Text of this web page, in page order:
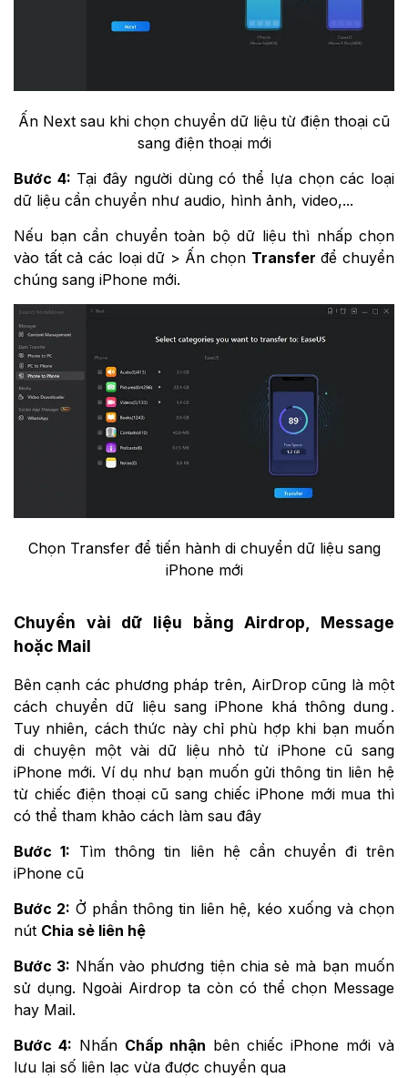
Ấn Next sau khi chọn chuyển dữ liệu từ điện thoại cũ
sang điện thoại mới
Bước 4: Tại đây người dùng có thể lựa chọn các loại
dữ liệu cần chuyển như audio, hình ảnh, video,...
Nếu bạn cần chuyển toàn bộ dữ liệu thì nhấp chọn
vào tất cả các loại dữ > Ấn chọn Transfer để chuyển
chúng sang iPhone mới.
Chọn Transfer để tiến hành di chuyển dữ liệu sang
iPhone mới
Chuyển vài dữ liệu bằng Airdrop, Message
hoặc Mail
Bên cạnh các phương pháp trên, AirDrop cũng là một
cách chuyển dữ liệu sang iPhone khá thông dung .
Tuy nhiên, cách thức này chỉ phù hợp khi bạn muốn
di chuyện một vài dữ liệu nhỏ từ iPhone cũ sang
iPhone mới. Ví dụ như bạn muốn gửi thông tin liên hệ
từ chiếc điện thoại cũ sang chiếc iPhone mới mua thì
có thể tham khảo cách làm sau đây
Bước 1: Tìm thông tin liên hệ cần chuyển đi trên
iPhone cũ
Bước 2: Ở phần thông tin liên hệ, kéo xuống và chọn
nút Chia sẻ liên hệ
Bước 3: Nhấn vào phương tiện chia sẻ mà bạn muốn
sử dụng. Ngoài Airdrop ta còn có thể chọn Message
hay Mail.
Bước 4: Nhấn Chấp nhận bên chiếc iPhone mới và
lưu lại số liên lạc vừa được chuyển qua